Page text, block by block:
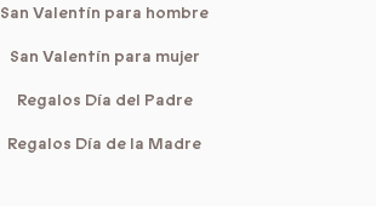
San Valentín para hombre
San Valentín para mujer
Regalos Día del Padre
Regalos Día de la Madre